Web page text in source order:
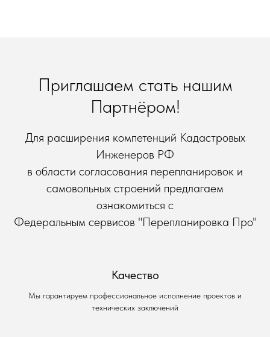
Приглашаем стать нашим
Партнёром!
Для расширения компетенций Кадастровых
Инженеров РФ
в области согласования перепланировок и
самовольных строений предлагаем
ознакомиться с
Федеральным сервисов "Перепланировка Про"
Качество
Мы гарантируем профессиональное исполнение проектов и
технических заключений